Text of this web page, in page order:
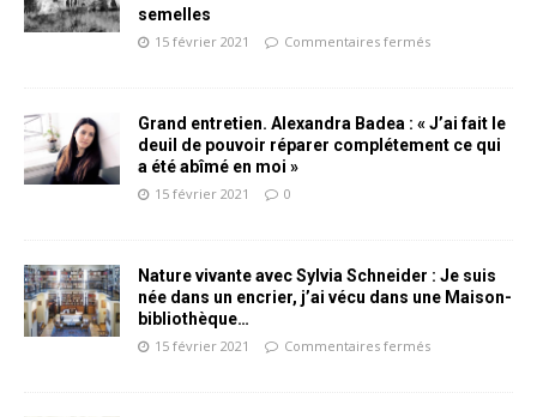
semelles
15 février 2021 Commentaires fermés
Grand entretien. Alexandra Badea : « J’ai fait le
deuil de pouvoir réparer complétement ce qui
a été abîmé en moi »
15 février 2021 0
Nature vivante avec Sylvia Schneider : Je suis
née dans un encrier, j’ai vécu dans une Maison-
bibliothèque…
15 février 2021 Commentaires fermés